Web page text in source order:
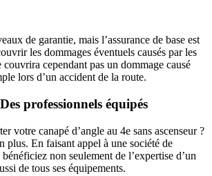
de garantie, mais l’assurance de base est
les dommages éventuels causés par les
couvrira cependant pas un dommage causé
lors d’un accident de la route.
professionnels équipés
votre canapé d’angle au 4e sans ascenseur ?
plus. En faisant appel à une société de
non seulement de l’expertise d’un
de tous ses équipements.